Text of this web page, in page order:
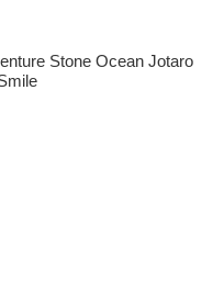
Stone Ocean Jotaro